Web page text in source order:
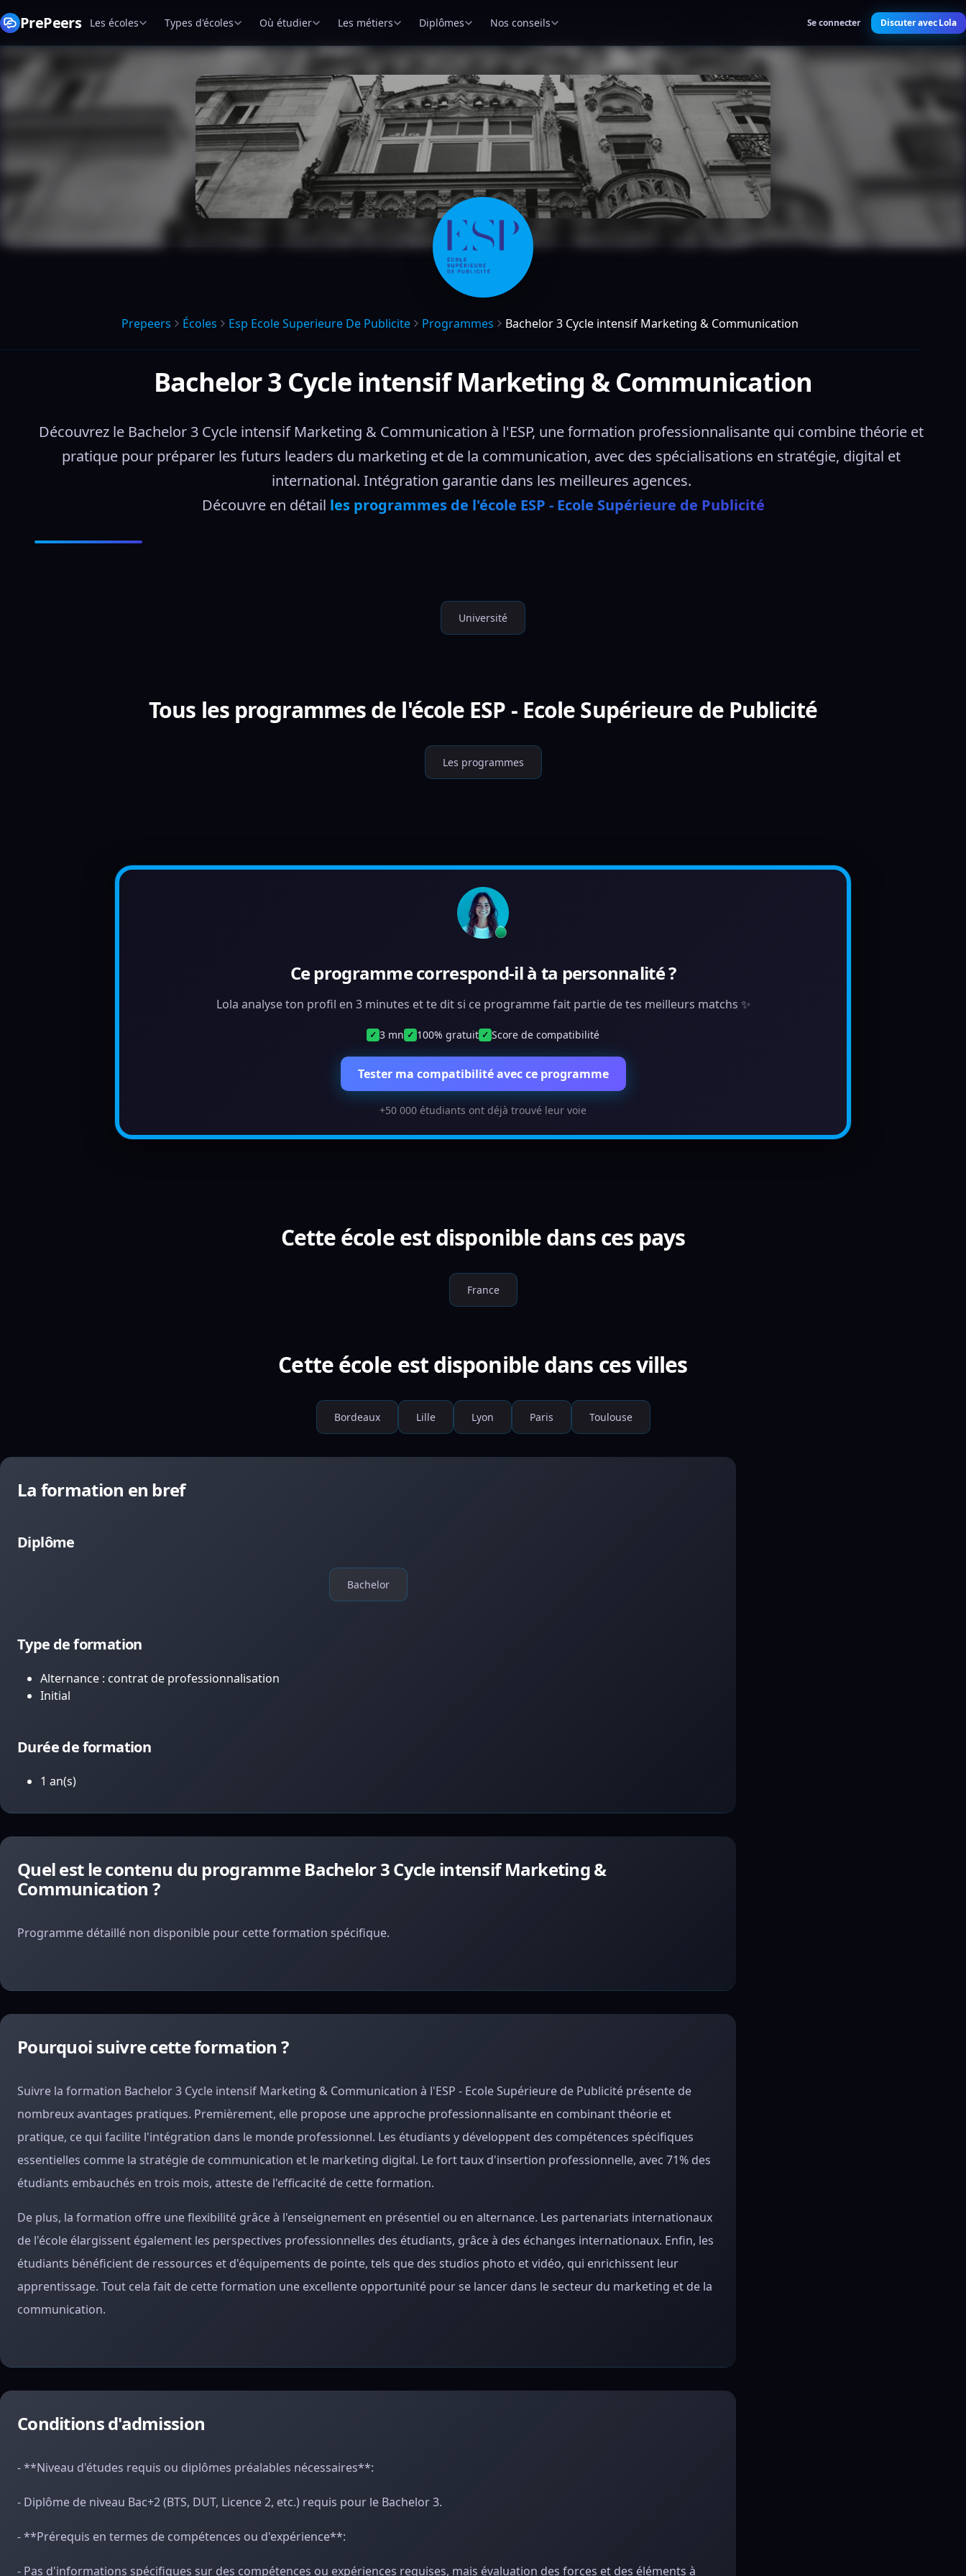
PrePeers Les écoles Types d'écoles Où étudier Les métiers Diplômes Nos conseils Se connecter Discuter avec Lola
Prepeers Écoles Esp Ecole Superieure De Publicite Programmes Bachelor 3 Cycle intensif Marketing & Communication
Bachelor 3 Cycle intensif Marketing & Communication
Découvrez le Bachelor 3 Cycle intensif Marketing & Communication à l'ESP, une formation professionnalisante qui combine théorie et
pratique pour préparer les futurs leaders du marketing et de la communication, avec des spécialisations en stratégie, digital et
international. Intégration garantie dans les meilleures agences.
Découvre en détail les programmes de l'école ESP - Ecole Supérieure de Publicité
Université
Tous les programmes de l'école ESP - Ecole Supérieure de Publicité
Les programmes
Ce programme correspond-il à ta personnalité ?
Lola analyse ton profil en 3 minutes et te dit si ce programme fait partie de tes meilleurs matchs ✨
✓ 3 mn ✓ 100% gratuit ✓ Score de compatibilité
Tester ma compatibilité avec ce programme
+50 000 étudiants ont déjà trouvé leur voie
Cette école est disponible dans ces pays
France
Cette école est disponible dans ces villes
Bordeaux Lille Lyon Paris Toulouse
La formation en bref
Diplôme
Bachelor
Type de formation
Alternance : contrat de professionnalisation
Initial
Durée de formation
1 an(s)
Quel est le contenu du programme Bachelor 3 Cycle intensif Marketing &
Communication ?
Programme détaillé non disponible pour cette formation spécifique.
Pourquoi suivre cette formation ?
Suivre la formation Bachelor 3 Cycle intensif Marketing & Communication à l'ESP - Ecole Supérieure de Publicité présente de
nombreux avantages pratiques. Premièrement, elle propose une approche professionnalisante en combinant théorie et
pratique, ce qui facilite l'intégration dans le monde professionnel. Les étudiants y développent des compétences spécifiques
essentielles comme la stratégie de communication et le marketing digital. Le fort taux d'insertion professionnelle, avec 71% des
étudiants embauchés en trois mois, atteste de l'efficacité de cette formation.
De plus, la formation offre une flexibilité grâce à l'enseignement en présentiel ou en alternance. Les partenariats internationaux
de l'école élargissent également les perspectives professionnelles des étudiants, grâce à des échanges internationaux. Enfin, les
étudiants bénéficient de ressources et d'équipements de pointe, tels que des studios photo et vidéo, qui enrichissent leur
apprentissage. Tout cela fait de cette formation une excellente opportunité pour se lancer dans le secteur du marketing et de la
communication.
Conditions d'admission
- **Niveau d'études requis ou diplômes préalables nécessaires**:
- Diplôme de niveau Bac+2 (BTS, DUT, Licence 2, etc.) requis pour le Bachelor 3.
- **Prérequis en termes de compétences ou d'expérience**:
- Pas d'informations spécifiques sur des compétences ou expériences requises, mais évaluation des forces et des éléments à